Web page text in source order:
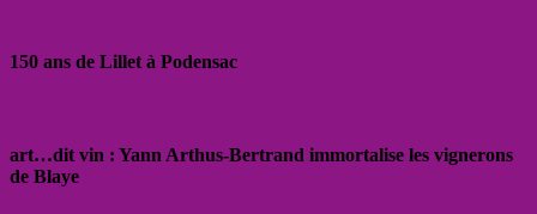
150 ans de Lillet à Podensac
art…dit vin : Yann Arthus-Bertrand immortalise les vignerons
de Blaye